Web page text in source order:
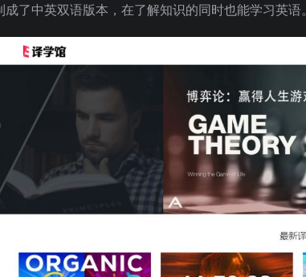
成了中英双语版本，在了解知识的同时也能学习英语。